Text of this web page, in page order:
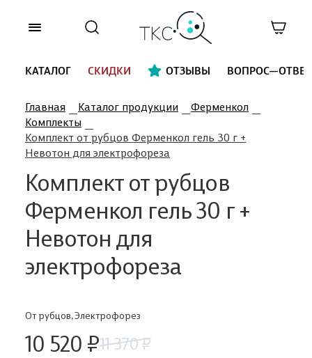
КАТАЛОГ СКИДКИ ОТЗЫВЫ ВОПРОС—ОТВЕТ
Главная Каталог продукции
Ферменкол
Комплекты
Комплект от рубцов Ферменкол гель 30 г +
Невотон для электрофореза
Комплект от рубцов
Ферменкол гель 30 г +
Невотон для
электрофореза
От рубцов, Электрофорез
10 520 ₽11 370 ₽